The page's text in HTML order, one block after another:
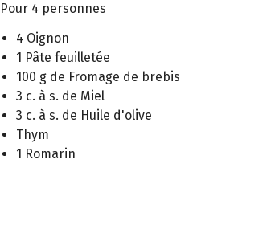
Pour 4 personnes
4 Oignon
1 Pâte feuilletée
100 g de Fromage de brebis
3 c. à s. de Miel
3 c. à s. de Huile d'olive
Thym
1 Romarin